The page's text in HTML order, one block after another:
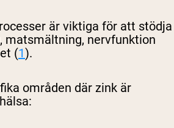
är viktiga för att stödja
matsmältning, nervfunktion
(1).
områden där zink är